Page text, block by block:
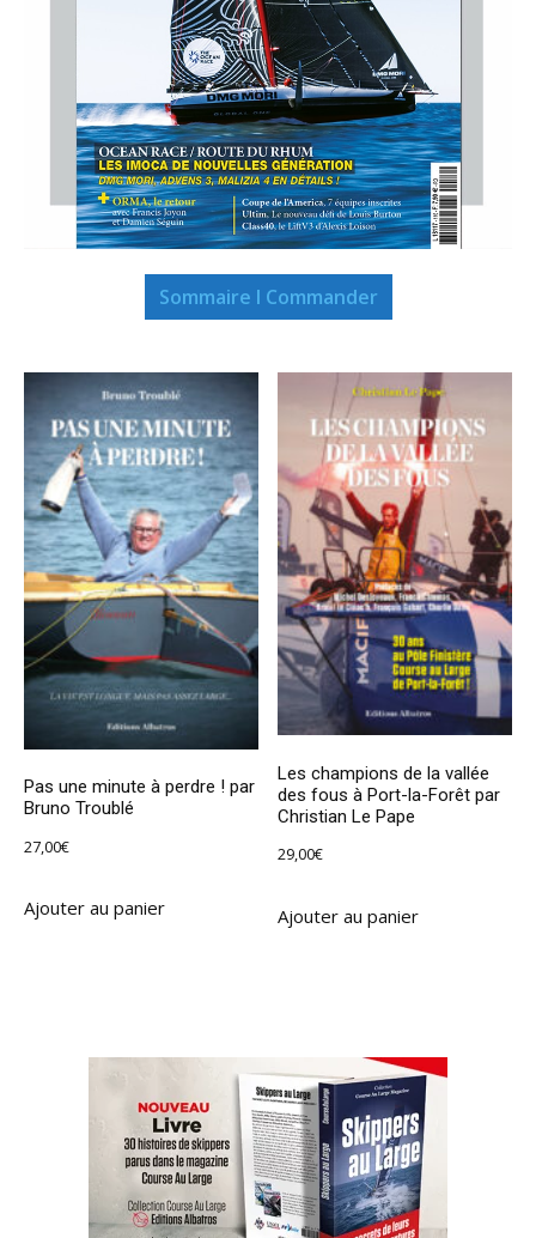
Sommaire I Commander
Pas une minute à perdre ! par
Bruno Troublé
27,00€
Ajouter au panier
Les champions de la vallée
des fous à Port-la-Forêt par
Christian Le Pape
29,00€
Ajouter au panier